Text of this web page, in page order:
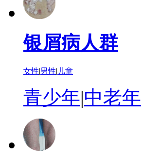
银屑病人群
女性|男性| 儿童
青少年|中老年